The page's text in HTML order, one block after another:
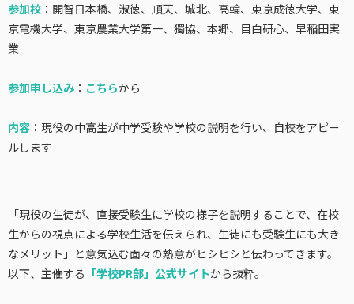
参加校 ：開智日本橋、淑徳、順天、城北、高輪、東京成徳大学、東
京電機大学、東京農業大学第一、獨協、本郷、目白研心、早稲田実
業
参加申し込み ： こちらから
内容 ： 現役の中高生が中学受験や学校の説明を行い、自校をアピー
ルします
「現役の生徒が、直接受験生に学校の様子を説明することで、在校
生からの視点による学校生活を伝えられ、生徒にも受験生にも大き
なメリット」と意気込む面々の熱意がヒシヒシと伝わってきます。
以下、主催する 「学校PR部」公式サイトから抜粋。